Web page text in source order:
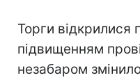
Торги відкрилися
підвищенням
незабаром